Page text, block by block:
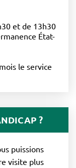
et de 13h30
État-
le service
?
puissions
visite plus